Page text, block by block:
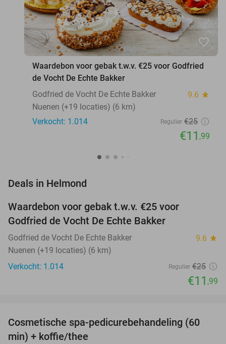
favorite_border
Waardebon voor gebak t.w.v. €25 voor Godfried
de Vocht De Echte Bakker
Godfried de Vocht De Echte Bakker
9.6 star
Nuenen (+19 locaties) (6 km)
Verkocht: 1.014
Regulier €25
€11 ,99
Deals in Helmond
Waardebon voor gebak t.w.v. €25 voor
Godfried de Vocht De Echte Bakker
Godfried de Vocht De Echte Bakker 9.6 star
Nuenen (+19 locaties) (6 km)
Verkocht: 1.014
Regulier €25
€11 ,99
58%
TODAY
Cosmetische spa-pedicurebehandeling (60
min) + koffie/thee